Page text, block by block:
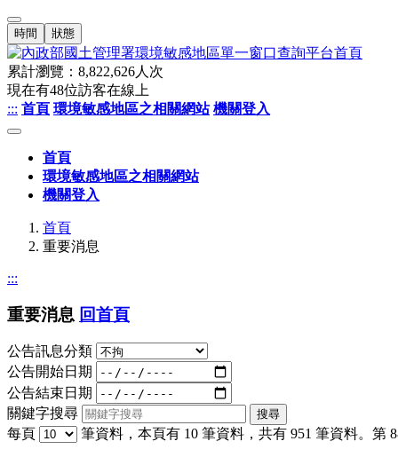
時間 狀態
累計瀏覽： 8,822,626人次
現在有48位訪客在線上
::: 首頁 環境敏感地區之相關網站 機關登入
首頁
環境敏感地區之相關網站
機關登入
首頁
重要消息
:::
重要消息 回首頁
公告訊息分類
公告開始日期
公告結束日期
關鍵字搜尋
每頁
筆資料，本頁有 10 筆資料，共有 951 筆資料。第